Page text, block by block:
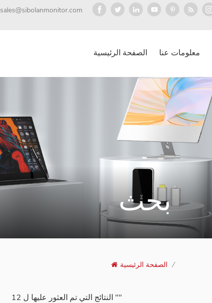
sales@sibolanmonitor.com
الصفحة الرئيسية معلومات عنا
بحث
الصفحة الرئيسية /
12 النتائج التي تم العثور عليها ل ""